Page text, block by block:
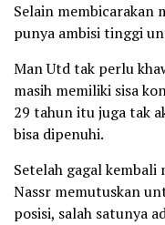
Selain membicarakan
punya ambisi tinggi
Man Utd tak perlu
masih memiliki sisa
29 tahun itu juga tak
bisa dipenuhi.
Setelah gagal kembali
Nassr memutuskan
posisi, salah satunya